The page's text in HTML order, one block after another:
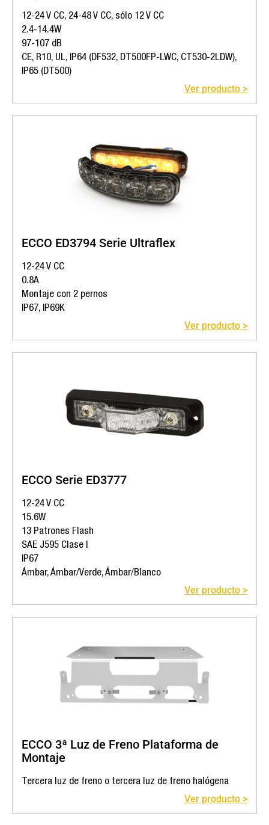
12-24 V CC, 24-48 V CC, sólo 12 V CC
2.4-14.4W
97-107 dB
CE, R10, UL, IP64 (DF532, DT500FP-LWC, CT530-2LDW),
IP65 (DT500)
Ver producto >
ECCO ED3794 Serie Ultraflex
12-24 V CC
0.8A
Montaje con 2 pernos
IP67, IP69K
Ver producto >
ECCO Serie ED3777
12-24 V CC
15.6W
13 Patrones Flash
SAE J595 Clase I
IP67
Ámbar, Ámbar/Verde, Ámbar/Blanco
Ver producto >
ECCO 3ª Luz de Freno Plataforma de
Montaje
Tercera luz de freno o tercera luz de freno halógena
Ver producto >